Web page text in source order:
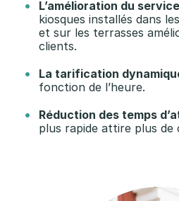
L’amélioration du service
kiosques installés dans
et sur les terrasses
clients.
La tarification
fonction de l’heure.
Réduction des temps
plus rapide attire plus de